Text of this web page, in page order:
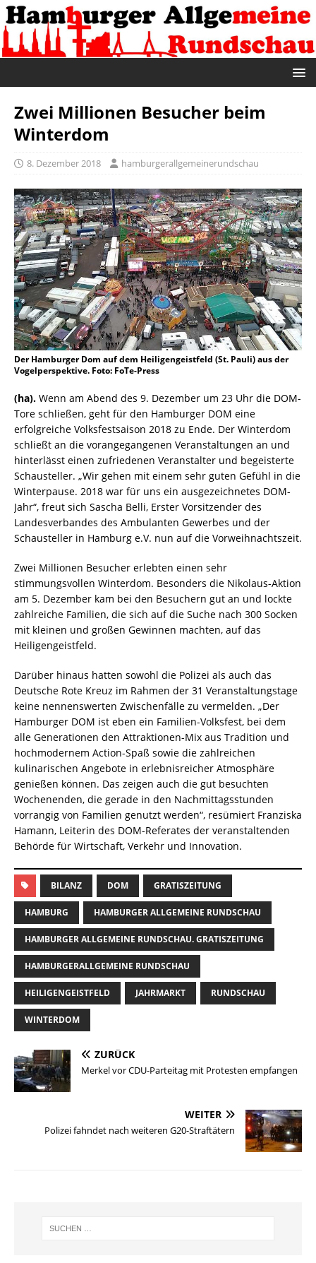
Zwei Millionen Besucher beim
Winterdom
8. Dezember 2018 hamburgerallgemeinerundschau
Der Hamburger Dom auf dem Heiligengeistfeld (St. Pauli) aus der
Vogelperspektive. Foto: FoTe-Press
(ha). Wenn am Abend des 9. Dezember um 23 Uhr die DOM-
Tore schließen, geht für den Hamburger DOM eine
erfolgreiche Volksfestsaison 2018 zu Ende. Der Winterdom
schließt an die vorangegangenen Veranstaltungen an und
hinterlässt einen zufriedenen Veranstalter und begeisterte
Schausteller. „Wir gehen mit einem sehr guten Gefühl in die
Winterpause. 2018 war für uns ein ausgezeichnetes DOM-
Jahr“, freut sich Sascha Belli, Erster Vorsitzender des
Landesverbandes des Ambulanten Gewerbes und der
Schausteller in Hamburg e.V. nun auf die Vorweihnachtszeit.
Zwei Millionen Besucher erlebten einen sehr
stimmungsvollen Winterdom. Besonders die Nikolaus-Aktion
am 5. Dezember kam bei den Besuchern gut an und lockte
zahlreiche Familien, die sich auf die Suche nach 300 Socken
mit kleinen und großen Gewinnen machten, auf das
Heiligengeistfeld.
Darüber hinaus hatten sowohl die Polizei als auch das
Deutsche Rote Kreuz im Rahmen der 31 Veranstaltungstage
keine nennenswerten Zwischenfälle zu vermelden. „Der
Hamburger DOM ist eben ein Familien-Volksfest, bei dem
alle Generationen den Attraktionen-Mix aus Tradition und
hochmodernem Action-Spaß sowie die zahlreichen
kulinarischen Angebote in erlebnisreicher Atmosphäre
genießen können. Das zeigen auch die gut besuchten
Wochenenden, die gerade in den Nachmittagsstunden
vorrangig von Familien genutzt werden“, resümiert Franziska
Hamann, Leiterin des DOM-Referates der veranstaltenden
Behörde für Wirtschaft, Verkehr und Innovation.
BILANZ DOM GRATISZEITUNG
HAMBURG HAMBURGER ALLGEMEINE RUNDSCHAU
HAMBURGER ALLGEMEINE RUNDSCHAU. GRATISZEITUNG
HAMBURGERALLGEMEINE RUNDSCHAU
HEILIGENGEISTFELD JAHRMARKT RUNDSCHAU
WINTERDOM
ZURÜCK
Merkel vor CDU-Parteitag mit Protesten empfangen
WEITER
Polizei fahndet nach weiteren G20-Straftätern